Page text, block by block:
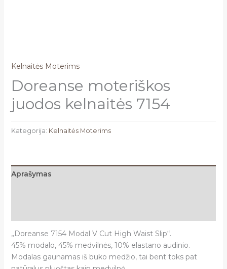
Kelnaitės Moterims
Doreanse moteriškos
juodos kelnaitės 7154
Kategorija: Kelnaitės Moterims
Aprašymas
„Doreanse 7154 Modal V Cut High Waist Slip“.
45% modalo, 45% medvilnės, 10% elastano audinio.
Modalas gaunamas iš buko medžio, tai bent toks pat